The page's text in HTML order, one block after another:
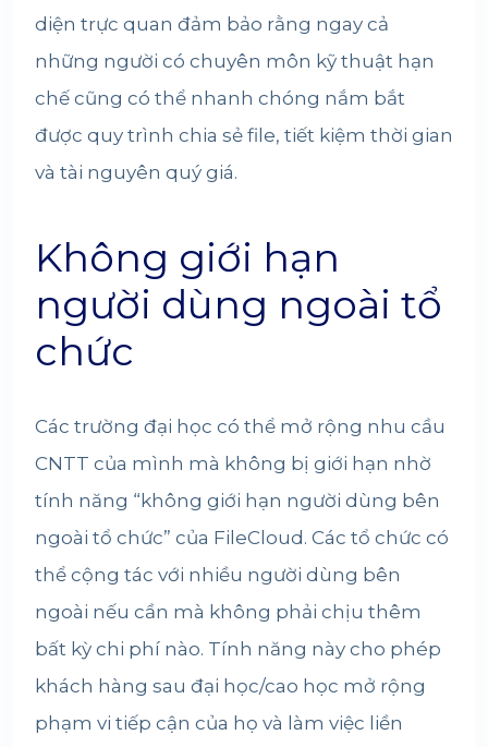
diện trực quan đảm bảo rằng ngay cả
những người có chuyên môn kỹ thuật hạn
chế cũng có thể nhanh chóng nắm bắt
được quy trình chia sẻ file, tiết kiệm thời gian
và tài nguyên quý giá.
Không giới hạn
người dùng ngoài tổ
chức
Các trường đại học có thể mở rộng nhu cầu
CNTT của mình mà không bị giới hạn nhờ
tính năng “không giới hạn người dùng bên
ngoài tổ chức” của FileCloud. Các tổ chức có
thể cộng tác với nhiều người dùng bên
ngoài nếu cần mà không phải chịu thêm
bất kỳ chi phí nào. Tính năng này cho phép
khách hàng sau đại học/cao học mở rộng
phạm vi tiếp cận của họ và làm việc liền